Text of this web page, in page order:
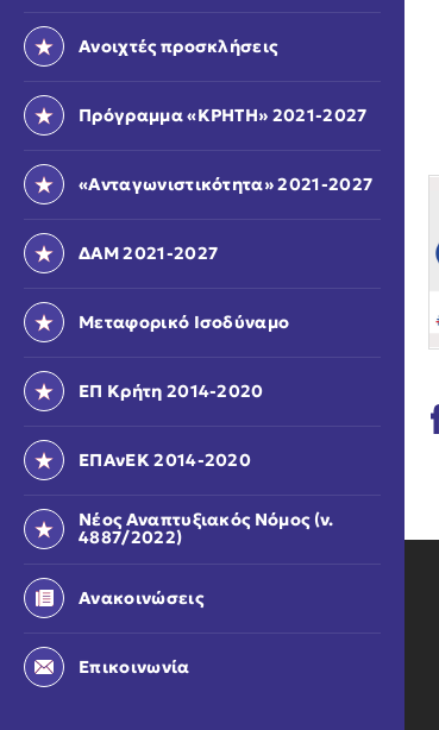
Ανοιχτές προσκλήσεις
Πρόγραμμα «ΚΡΗΤΗ» 2021-2027
«Ανταγωνιστικότητα» 2021-2027
ΔΑΜ 2021-2027
Μεταφορικό Ισοδύναμο
ΕΠ Κρήτη 2014-2020
ΕΠΑνΕΚ 2014-2020
Νέος Αναπτυξιακός Νόμος (ν.
4887/2022)
Ανακοινώσεις
Επικοινωνία